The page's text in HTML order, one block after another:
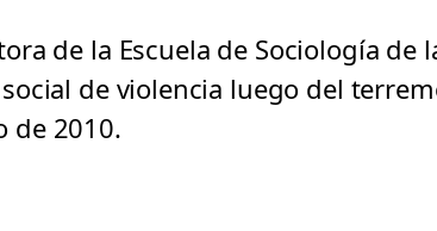
de la Escuela de Sociología de
de violencia luego del
de 2010.